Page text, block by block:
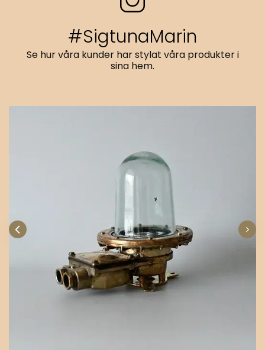
#SigtunaMarin
Se hur våra kunder har stylat våra produkter i
sina hem.